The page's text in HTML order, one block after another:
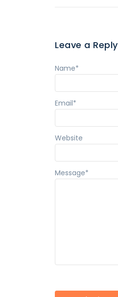
Leave a Reply
Message*
Name*
Email*
Website